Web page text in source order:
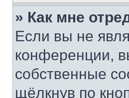
» Как мне
Если вы не
конференции,
собственные
щёлкнув по